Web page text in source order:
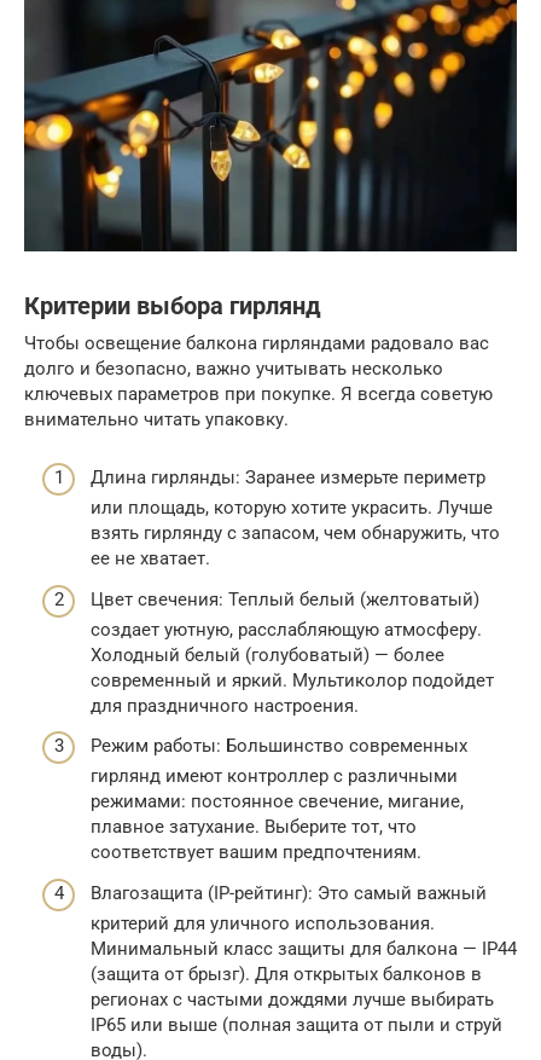
Критерии выбора гирлянд
Чтобы освещение балкона гирляндами радовало вас
долго и безопасно, важно учитывать несколько
ключевых параметров при покупке. Я всегда советую
внимательно читать упаковку.
Длина гирлянды: Заранее измерьте периметр
или площадь, которую хотите украсить. Лучше
взять гирлянду с запасом, чем обнаружить, что
ее не хватает.
Цвет свечения: Теплый белый (желтоватый)
создает уютную, расслабляющую атмосферу.
Холодный белый (голубоватый) — более
современный и яркий. Мультиколор подойдет
для праздничного настроения.
Режим работы: Большинство современных
гирлянд имеют контроллер с различными
режимами: постоянное свечение, мигание,
плавное затухание. Выберите тот, что
соответствует вашим предпочтениям.
Влагозащита (IP-рейтинг): Это самый важный
критерий для уличного использования.
Минимальный класс защиты для балкона — IP44
(защита от брызг). Для открытых балконов в
регионах с частыми дождями лучше выбирать
IP65 или выше (полная защита от пыли и струй
воды).